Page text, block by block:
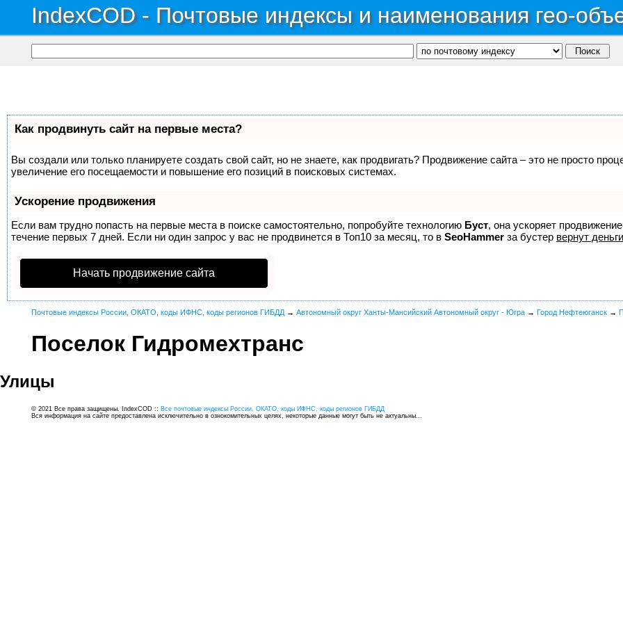
IndexCOD - Почтовые индексы и наименования гео-
Как продвинуть сайт на первые места?
Вы создали или только планируете создать свой сайт, но не знаете, как продвигать? Продвижение сайта – это не просто
увеличение его посещаемости и повышение его позиций в поисковых системах.
Ускорение продвижения
Если вам трудно попасть на первые места в поиске самостоятельно, попробуйте технологию Буст, она ускоряет
течение первых 7 дней. Если ни один запрос у вас не продвинется в Топ10 за месяц, то в SeoHammer за бустер вернут
Начать продвижение сайта
Почтовые индексы России, ОКАТО, коды ИФНС, коды регионов ГИБДД → Автономный округ Ханты-Мансийский Автономный округ - Югра → Город Нефтеюганск →
Поселок Гидромехтранс
Улицы
© 2021 Все права защищены. IndexCOD :: Все почтовые индексы России, ОКАТО, коды ИФНС, коды регионов ГИБДД
Вся информация на сайте предоставлена исключительно в ознокомительных целях, некоторые данные могут быть не актуальны...